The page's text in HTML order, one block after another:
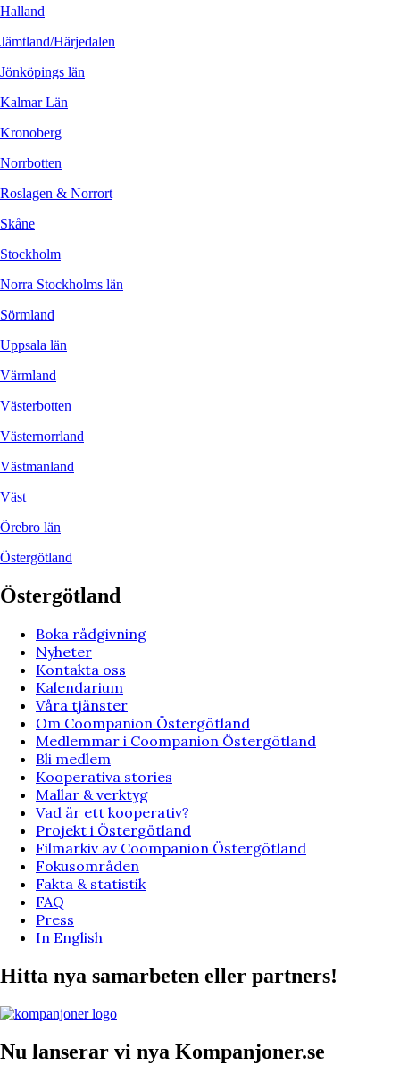
Halland
Jämtland/Härjedalen
Jönköpings län
Kalmar Län
Kronoberg
Norrbotten
Roslagen & Norrort
Skåne
Stockholm
Norra Stockholms län
Sörmland
Uppsala län
Värmland
Västerbotten
Västernorrland
Västmanland
Väst
Örebro län
Östergötland
Östergötland
Boka rådgivning
Nyheter
Kontakta oss
Kalendarium
Våra tjänster
Om Coompanion Östergötland
Medlemmar i Coompanion Östergötland
Bli medlem
Kooperativa stories
Mallar & verktyg
Vad är ett kooperativ?
Projekt i Östergötland
Filmarkiv av Coompanion Östergötland
Fokusområden
Fakta & statistik
FAQ
Press
In English
Hitta nya samarbeten eller partners!
Nu lanserar vi nya Kompanjoner.se